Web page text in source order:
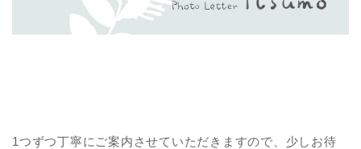
1つずつ丁寧にご案内させていただきますので、少しお待